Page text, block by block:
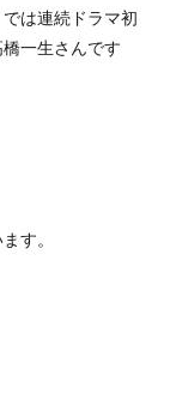
は連続ドラマ初
一生さんです
す。